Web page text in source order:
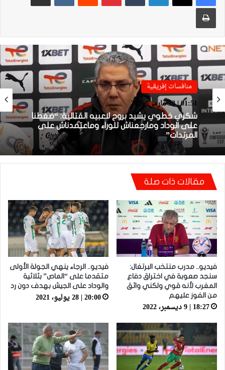
طباعة
منافسات إفريقية
01:51 | 23 مارس، 2026
شكري خطوي يشيد بروح لاعبيه القتالية: “ضغطنا
على الوداد ومارجعناش للوراء وماعتمدناش على
المرتدات”
منافسات إفريقية
01:38 | 23 مارس، 2026
بعد الإقصاء من كأس “الكاف”.. أيت منا يقيل
بنهاشم
مقالات ذات صلة
فيديو.. مدرب ⁧‫منتخب البرتغال‬⁩:
سنجد صعوبة في اختراق دفاع
المغرب لأنه قوي ولكني واثق
من الفوز عليهم
18:27 | 9 ديسمبر، 2022
فيديو.. الرجاء ينهي الجولة الأولى
متقدما على “الماص” بثلاثية
والوداد على الجيش بهدف دون رد
20:00 | 28 يوليو، 2021